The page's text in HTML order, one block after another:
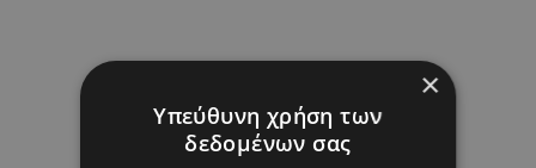
×
Υπεύθυνη χρήση των
δεδομένων σας